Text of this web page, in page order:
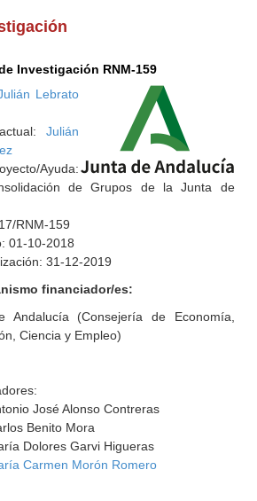
Investigación RNM-159
Lebrato
Julián
Ayuda:
de Grupos de la Junta de
RNM-159
01-10-2018
31-12-2019
financiador/es:
Andalucía (Consejería de Economía,
Ciencia y Empleo)
José Alonso Contreras
Benito Mora
Dolores Garvi Higueras
Carmen Morón Romero